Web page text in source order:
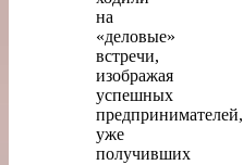
на
«деловые»
встречи,
изображая
успешных
предпринимателей,
уже
получивших